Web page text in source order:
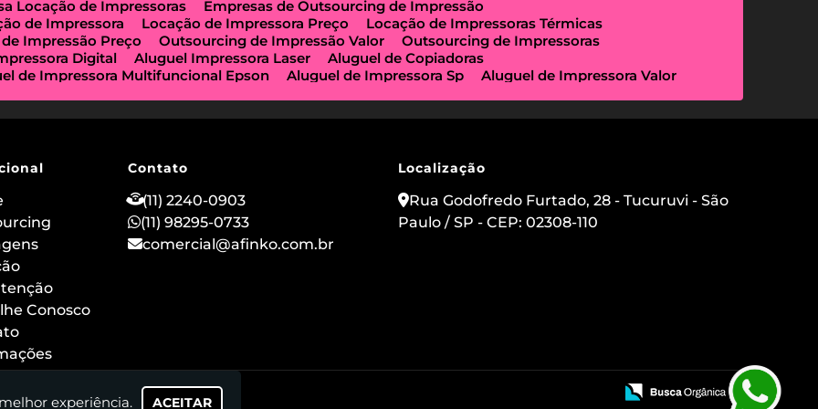
Locação de Impressoras
Empresas de Outsourcing de Impressão
de Impressora Locação de Impressora Preço
Locação de Impressoras Térmicas
Impressão Preço Outsourcing de Impressão Valor
Outsourcing de Impressoras
Digital Aluguel Impressora Laser
Aluguel de Copiadoras
de Impressora Multifuncional Epson Aluguel de Impressora Sp
Aluguel de Impressora Valor
de Impressoras a Laser Locação de Impressoras em São Paulo
Manutenção de Impressora
de Impressora Hp
Outsourcing e Locação de Impressoras
Impressoras Locação de Máquina Copiadora
Locação de Scanner de Mesa
de Impressora a Laser Aluguel de Imprimidora Térmica
Aluguel de Etiquetadora
de Impressoras para Comércios
Locação de Impressoras para Clínicas Médicas
de Impressoras para Escolas
Serviço de Manutenção de Impressoras
Impressora Térmica para Evento
de Impressoras Epson
Locação de Impressoras Multifuncionais em Sp
Conosco
Contato
(11) 2240-0903
(11) 98295-0733
comercial@afinko.com.br
Localização
Rua Godofredo Furtado, 28 - Tucuruvi - São
Paulo / SP - CEP: 02308-110
experiência. ACEITAR